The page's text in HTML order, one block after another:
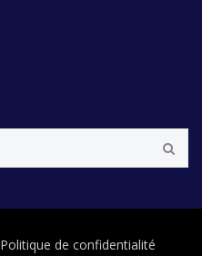
Politique de confidentialité